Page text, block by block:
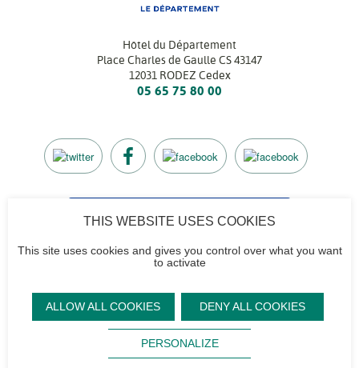
Hôtel du Département
Place Charles de Gaulle CS 43147
12031 RODEZ Cedex
05 65 75 80 00
CONTACTEZ-NOUS
CG12
Footer
Contactez-nous
Signaler un
Accéder à notre
charte
Mentions
Protection des
Plan du site
Sourd,
THIS WEBSITE USES COOKIES
This site uses cookies and gives you control over what you want
to activate
ALLOW ALL COOKIES DENY ALL COOKIES
PERSONALIZE